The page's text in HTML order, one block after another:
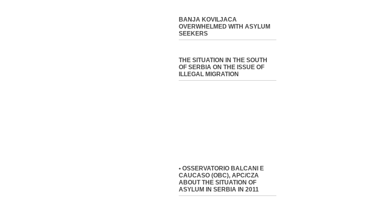
BANJA KOVILJACA
OVERWHELMED WITH ASYLUM
SEEKERS
THE SITUATION IN THE SOUTH
OF SERBIA ON THE ISSUE OF
ILLEGAL MIGRATION
• OSSERVATORIO BALCANI E
CAUCASO (OBC), APC/CZA
ABOUT THE SITUATION OF
ASYLUM IN SERBIA IN 2011